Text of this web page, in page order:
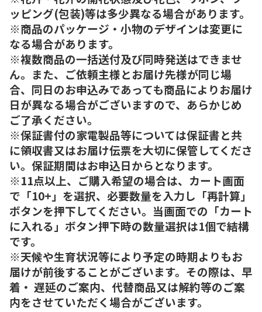
ッピング(包装)等は多少異なる場合があります。
※商品のパッケージ・小物のデザインは変更に
なる場合があります。
※複数商品の一括送付及び同時発送はできませ
ん。また、ご依頼主様とお届け先様が同じ場
合、同日のお申込みであっても商品によりお届け
日が異なる場合がございますので、あらかじめ
ご了承ください。
※保証書付の家電製品等については保証書と共
に領収書又はお届け伝票を大切に保管してくださ
い。保証期間はお申込日からとなります。
※11点以上、ご購入希望の場合は、カート画面
で「10+」を選択、必要数量を入力し「再計算」
ボタンを押下してください。当画面での「カート
に入れる」ボタン押下時の数量選択は1個で結構
です。
※天候や生育状況等により予定の時期よりもお
届けが前後することがございます。その際は、早
着・ 遅延のご案内、代替商品又は解約等のご案
内をさせていただく場合がございます。